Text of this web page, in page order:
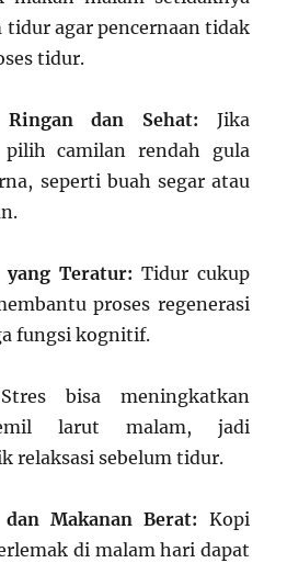
tidur agar pencernaan tidak
tidur.
dan Sehat: Jika
pilih camilan rendah gula
seperti buah segar atau
yang Teratur: Tidur cukup
proses regenerasi
fungsi kognitif.
bisa meningkatkan
larut malam, jadi
relaksasi sebelum tidur.
Makanan Berat: Kopi
di malam hari dapat